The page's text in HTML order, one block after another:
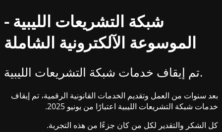
شبكة التشريعات الليبية -
الموسوعة الآلكترونية الشاملة
تم إيقاف خدمات شبكة التشريعات الليبية.
بعد سنوات من العمل وتقديم الخدمات القانونية الرقمية، تم إيقاف
خدمات شبكة التشريعات الليبية اعتبارًا من يونيو 2025.
كل الشكر والتقدير لكل من كان جزءًا من هذه التجربة.